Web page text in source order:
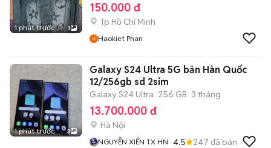
1 phút trước 1
150.000 đ
Tp Hồ Chí Minh
Haokiet Phan
1 phút trước 3
Galaxy S24 Ultra 5G bản Hàn Quốc
12/256gb sd 2sim
Galaxy S24 Ultra 256 GB 3 tháng
13.700.000 đ
Hà Nội
NGUYỄN XIỂN TX HN 4.5 247 đã bán